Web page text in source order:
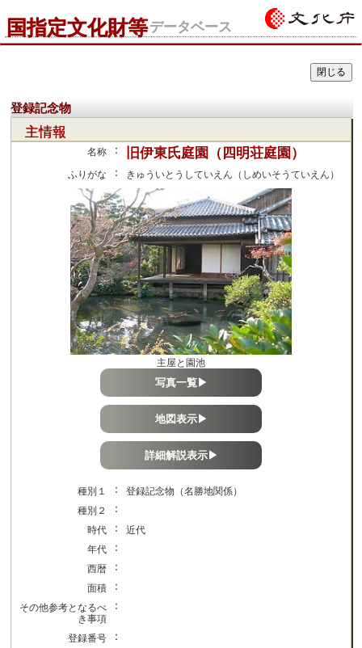
国指定文化財等データベース
登録記念物
主情報
名称 ： 旧伊東氏庭園（四明荘庭園）
ふりがな ： きゅういとうしていえん（しめいそうていえん）
主屋と園池
写真一覧▶
地図表示▶
詳細解説表示▶
種別１ ：
登録記念物（名勝地関係）
種別２
：
時代 ：
近代
年代
：
西暦 ：
面積 ：
その他参考となるべ
き事項
：
登録番号 ：